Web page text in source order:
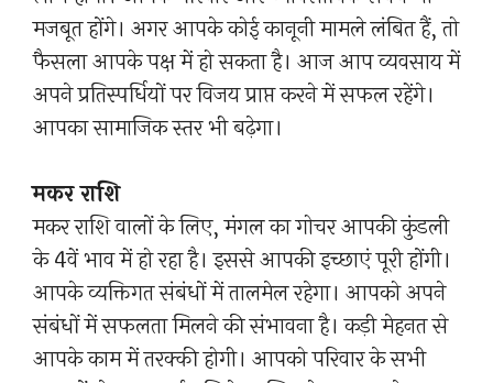
मजबूत होंगे। अगर आपके कोई कानूनी मामले लंबित हैं, तो
फैसला आपके पक्ष में हो सकता है। आज आप व्यवसाय में
अपने प्रतिस्पर्धियों पर विजय प्राप्त करने में सफल रहेंगे।
आपका सामाजिक स्तर भी बढ़ेगा।
मकर राशि
मकर राशि वालों के लिए, मंगल का गोचर आपकी कुंडली
के 4वें भाव में हो रहा है। इससे आपकी इच्छाएं पूरी होंगी।
आपके व्यक्तिगत संबंधों में तालमेल रहेगा। आपको अपने
संबंधों में सफलता मिलने की संभावना है। कड़ी मेहनत से
आपके काम में तरक्की होगी। आपको परिवार के सभी